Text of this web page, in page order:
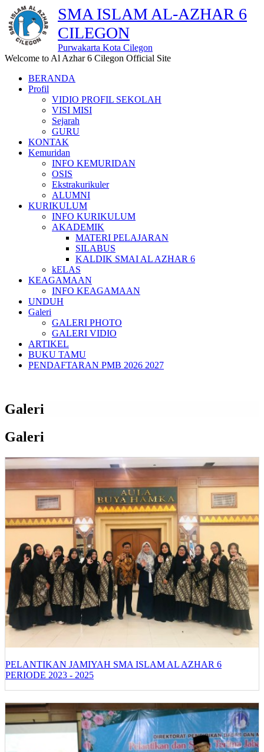
SMA ISLAM AL-AZHAR 6
CILEGON
Purwakarta Kota Cilegon
Welcome to Al Azhar 6 Cilegon Official Site
BERANDA
Profil
VIDIO PROFIL SEKOLAH
VISI MISI
Sejarah
GURU
KONTAK
Kemuridan
INFO KEMURIDAN
OSIS
Ekstrakurikuler
ALUMNI
KURIKULUM
INFO KURIKULUM
AKADEMIK
MATERI PELAJARAN
SILABUS
KALDIK SMAI AL AZHAR 6
kELAS
KEAGAMAAN
INFO KEAGAMAAN
UNDUH
Galeri
GALERI PHOTO
GALERI VIDIO
ARTIKEL
BUKU TAMU
PENDAFTARAN PMB 2026 2027
Galeri
Galeri
PELANTIKAN JAMIYAH SMA ISLAM AL AZHAR 6
PERIODE 2023 - 2025